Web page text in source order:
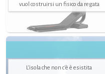
vuol costruirsi un fisico da regata
L’isola che non c'è è esistita